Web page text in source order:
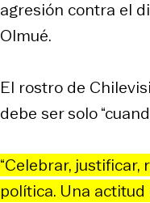
agresión contra el
Olmué.
El rostro de
debe ser solo
“Celebrar,
política. Una